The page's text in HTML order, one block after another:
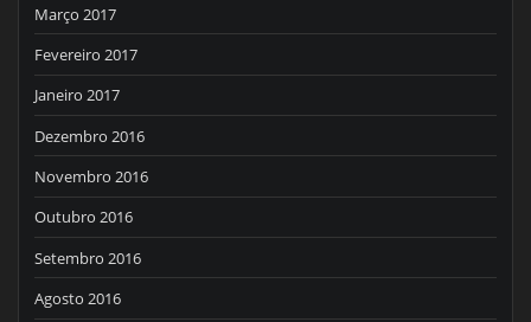
Março 2017
Fevereiro 2017
Janeiro 2017
Dezembro 2016
Novembro 2016
Outubro 2016
Setembro 2016
Agosto 2016